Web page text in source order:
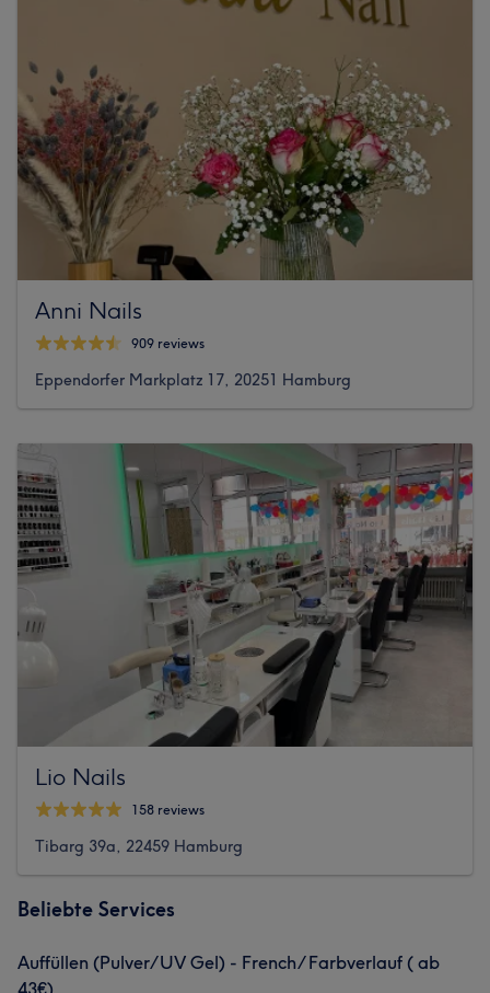
Anni Nails
909 reviews
Eppendorfer Markplatz 17, 20251 Hamburg
Lio Nails
158 reviews
Tibarg 39a, 22459 Hamburg
Beliebte Services
Auffüllen (Pulver/UV Gel) - French/ Farbverlauf ( ab
43€)